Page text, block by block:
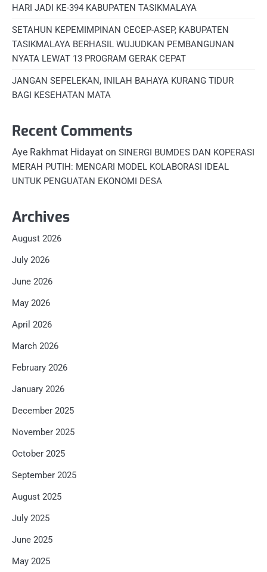
HARI JADI KE-394 KABUPATEN TASIKMALAYA
SETAHUN KEPEMIMPINAN CECEP-ASEP, KABUPATEN
TASIKMALAYA BERHASIL WUJUDKAN PEMBANGUNAN
NYATA LEWAT 13 PROGRAM GERAK CEPAT
JANGAN SEPELEKAN, INILAH BAHAYA KURANG TIDUR
BAGI KESEHATAN MATA
Recent Comments
Aye Rakhmat Hidayat on SINERGI BUMDES DAN KOPERASI
MERAH PUTIH: MENCARI MODEL KOLABORASI IDEAL
UNTUK PENGUATAN EKONOMI DESA
Archives
August 2026
July 2026
June 2026
May 2026
April 2026
March 2026
February 2026
January 2026
December 2025
November 2025
October 2025
September 2025
August 2025
July 2025
June 2025
May 2025